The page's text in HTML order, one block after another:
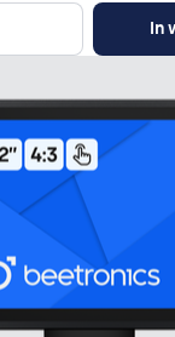
In